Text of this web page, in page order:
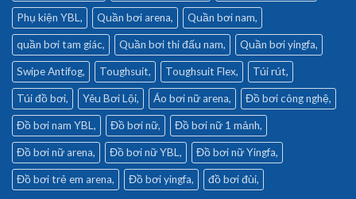
Phụ kiện YBL Quần bơi arena Quần bơi nam
quần bơi tam giác Quần bơi thi đấu nam Quần bơi yingfa
Swipe Antifog Toughsuit Toughsuit Flex Túi rút
Túi đồ bơi Yêu Bơi Lội Áo bơi nữ arena Đồ bơi công nghệ
Đồ bơi nam YBL Đồ bơi nữ Đồ bơi nữ 1 mảnh
Đồ bơi nữ arena Đồ bơi nữ YBL Đồ bơi nữ Yingfa
Đồ bơi trẻ em arena Đồ bơi yingfa đồ bơi đùi